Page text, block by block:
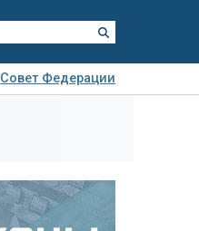
Совет Федерации